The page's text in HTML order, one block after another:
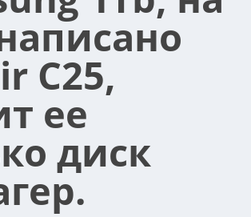
C25,
ее
диск